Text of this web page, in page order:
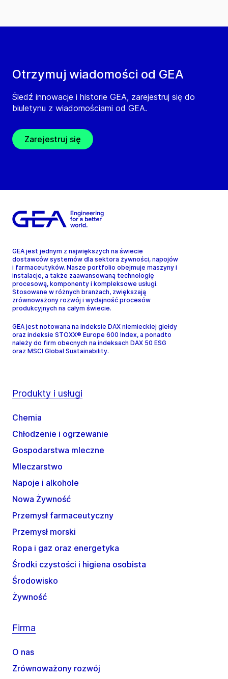
Otrzymuj wiadomości od GEA
Śledź innowacje i historie GEA, zarejestruj się do
biuletynu z wiadomościami od GEA.
Zarejestruj się
GEA jest jednym z największych na świecie
dostawców systemów dla sektora żywności, napojów
i farmaceutyków. Nasze portfolio obejmuje maszyny i
instalacje, a także zaawansowaną technologię
procesową, komponenty i kompleksowe usługi.
Stosowane w różnych branżach, zwiększają
zrównoważony rozwój i wydajność procesów
produkcyjnych na całym świecie.
GEA jest notowana na indeksie DAX niemieckiej giełdy
oraz indeksie STOXX® Europe 600 Index, a ponadto
należy do firm obecnych na indeksach DAX 50 ESG
oraz MSCI Global Sustainability.
Produkty i usługi
Chemia
Chłodzenie i ogrzewanie
Gospodarstwa mleczne
Mleczarstwo
Napoje i alkohole
Nowa Żywność
Przemysł farmaceutyczny
Przemysł morski
Ropa i gaz oraz energetyka
Środki czystości i higiena osobista
Środowisko
Żywność
Firma
O nas
Zrównoważony rozwój